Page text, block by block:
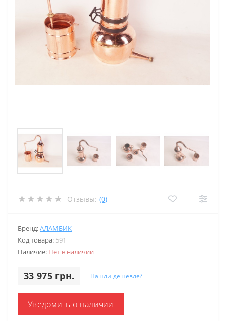
Отзывы: (0)
Бренд:АЛАМБИК
Код товара: 591
Наличие: Нет в наличии
33 975 грн. Нашли дешевле?
Уведомить о наличии